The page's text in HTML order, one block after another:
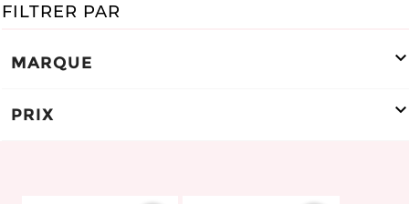
FILTRER PAR
MARQUE
PRIX